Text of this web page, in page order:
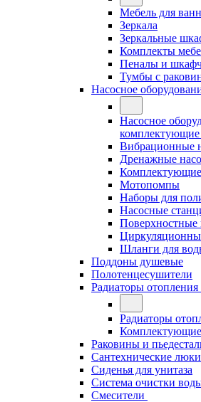
Мебель для
Зеркала
Зеркальные
Комплекты
Пеналы и
Тумбы с
Насосное
Насосное
комплектующие
Вибрационные
Дренажные
Мотопомпы
Наборы для
Насосные
Поверхностные
Шланги для
Поддоны душевые
Полотенцесушители
Радиаторы отопления
Радиаторы
Раковины и
Сантехнические люки
Сиденья для унитаза
Система очистки
Смесители